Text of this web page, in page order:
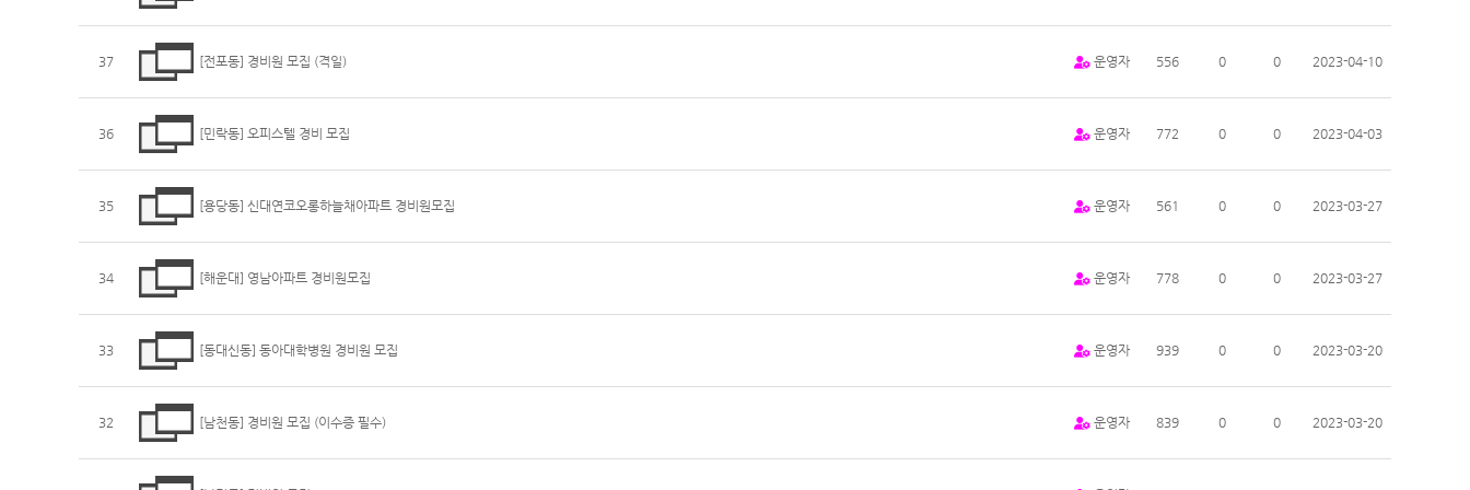
37 [전포동] 경비원 모집 (격일) 운영자 556 0 0 2023-04-10
36 [민락동] 오피스텔 경비 모집 운영자 772 0 0 2023-04-03
35 [용당동] 신대연코오롱하늘채아파트 경비원모집 운영자 561 0 0 2023-03-27
34 [해운대] 영남아파트 경비원모집 운영자 778 0 0 2023-03-27
33 [동대신동] 동아대학병원 경비원 모집 운영자 939 0 0 2023-03-20
32 [남천동] 경비원 모집 (이수증 필수) 운영자 839 0 0 2023-03-20